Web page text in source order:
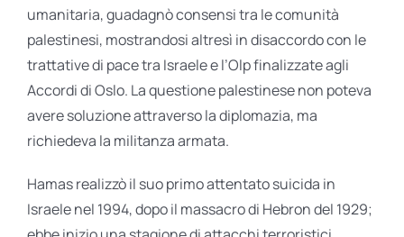
umanitaria, guadagnò consensi tra le comunità
palestinesi, mostrandosi altresì in disaccordo con le
trattative di pace tra Israele e l’Olp finalizzate agli
Accordi di Oslo. La questione palestinese non poteva
avere soluzione attraverso la diplomazia, ma
richiedeva la militanza armata.
Hamas realizzò il suo primo attentato suicida in
Israele nel 1994, dopo il massacro di Hebron del 1929;